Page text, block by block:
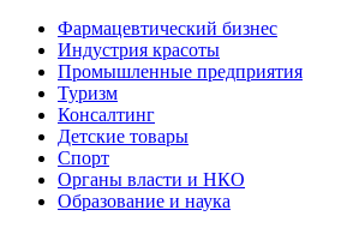
Фармацевтический бизнес
Индустрия красоты
Промышленные предприятия
Туризм
Консалтинг
Детские товары
Спорт
Органы власти и НКО
Образование и наука